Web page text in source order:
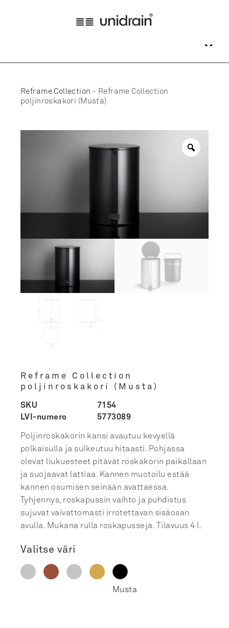
Reframe Collection - Reframe Collection
poljinroskakori (Musta)
Reframe Collection
poljinroskakori (Musta)
SKU
7154
LVI-numero
5773089
Poljinroskakorin kansi avautuu kevyellä
polkaisulla ja sulkeutuu hitaasti. Pohjassa
olevat liukuesteet pitävät roskakorin paikallaan
ja suojaavat lattiaa. Kannen muotoilu estää
kannen osumisen seinään avattaessa.
Tyhjennys, roskapussin vaihto ja puhdistus
sujuvat vaivattomasti irrotettavan sisäosan
avulla. Mukana rulla roskapusseja. Tilavuus 4 l.
Valitse väri